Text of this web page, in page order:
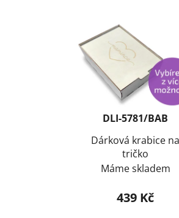
DLI-5781/BAB
Dárková krabice na
tričko
Máme skladem
439 Kč